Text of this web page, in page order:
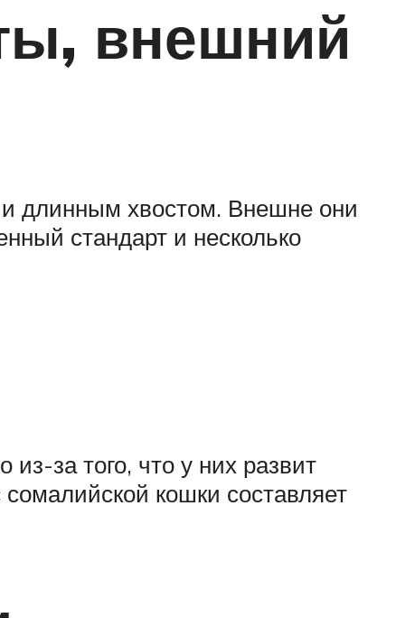
внешний
длинным хвостом. Внешне они
стандарт и несколько
из-за того, что у них развит
кошки составляет